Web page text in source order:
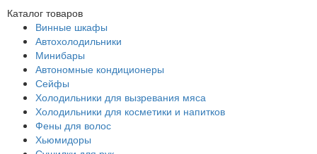
Каталог товаров
Винные шкафы
Автохолодильники
Минибары
Автономные кондиционеры
Сейфы
Холодильники для вызревания мяса
Холодильники для косметики и напитков
Фены для волос
Хьюмидоры